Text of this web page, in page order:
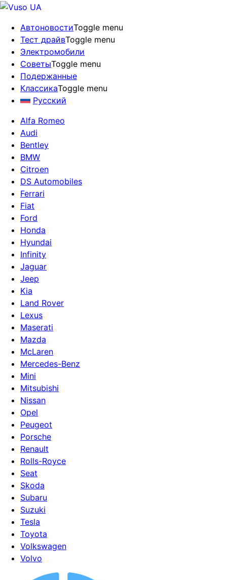
АвтоновостиToggle menu
Тест драйвToggle menu
Электромобили
СоветыToggle menu
Подержанные
КлассикаToggle menu
Русский
Alfa Romeo
Audi
Bentley
BMW
Citroen
DS Automobiles
Ferrari
Fiat
Ford
Honda
Hyundai
Infinity
Jaguar
Jeep
Kia
Land Rover
Lexus
Maserati
Mazda
McLaren
Mercedes-Benz
Mini
Mitsubishi
Nissan
Opel
Peugeot
Porsche
Renault
Rolls-Royce
Seat
Skoda
Subaru
Suzuki
Tesla
Toyota
Volkswagen
Volvo